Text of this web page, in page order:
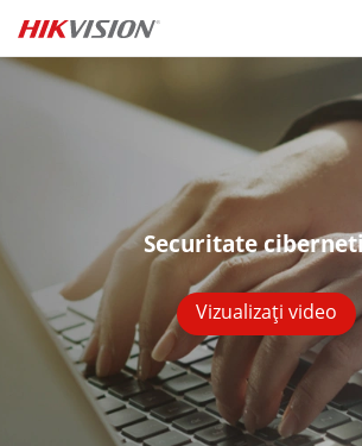
Skip to content
Securitate
Vizualizați video